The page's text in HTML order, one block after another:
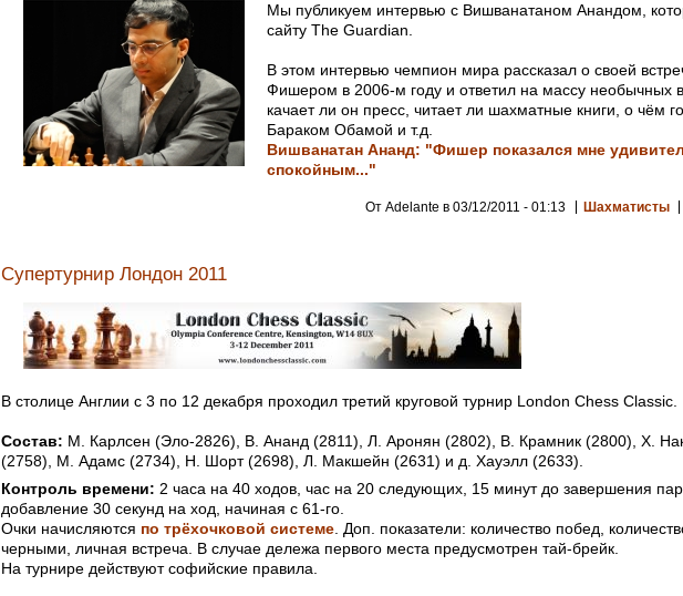
Мы публикуем интервью с Вишванатаном Анандом,
сайту The Guardian.
В этом интервью чемпион мира рассказал о своей
Фишером в 2006-м году и ответил на массу необычных
качает ли он пресс, читает ли шахматные книги, о чём
Бараком Обамой и т.д.
Вишванатан Ананд: "Фишер показался мне
спокойным..."
От Adelante в 03/12/2011 - 01:13 Шахматисты
Супертурнир Лондон 2011
В столице Англии с 3 по 12 декабря проходил третий круговой турнир London Chess Classic.
Состав: М. Карлсен (Эло-2826), В. Ананд (2811), Л. Аронян (2802), В. Крамник (2800), Х.
(2758), М. Адамс (2734), Н. Шорт (2698), Л. Макшейн (2631) и д. Хауэлл (2633).
Контроль времени: 2 часа на 40 ходов, час на 20 следующих, 15 минут до завершения
добавление 30 секунд на ход, начиная с 61-го.
Очки начисляются по трёхочковой системе. Доп. показатели: количество побед,
черными, личная встреча. В случае дележа первого места предусмотрен тай-брейк.
На турнире действуют софийские правила.